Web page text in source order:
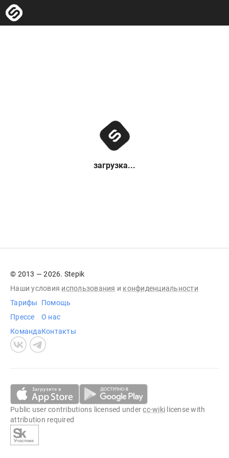
загрузка...
© 2013 — 2026. Stepik
Наши условия использования и конфиденциальности
Тарифы
Прессе
Команда
Помощь
О нас
Контакты
Public user contributions licensed undercc-wiki license with
attribution required